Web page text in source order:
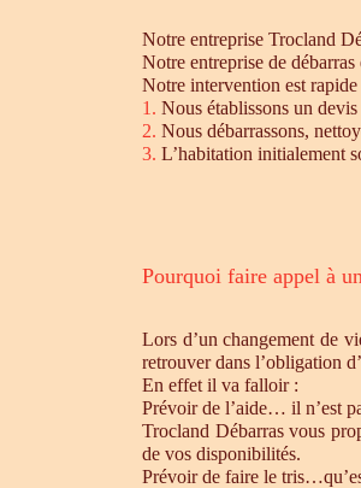
Notre entreprise Trocland
Notre entreprise de
Notre intervention est rapide
1. Nous établissons un
2. Nous débarrassons,
3. L’habitation initialement
Pourquoi faire appel à
Lors d’un changement de
retrouver dans l’obligation
En effet il va falloir :
Prévoir de l’aide… il n’est
Trocland Débarras vous
de vos disponibilités.
Prévoir de faire le